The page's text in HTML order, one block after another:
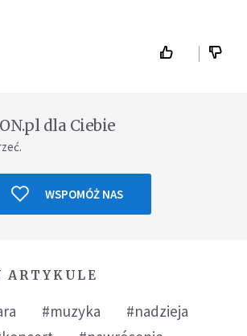
dla Ciebie
WSPOMÓŻ NAS
ARTYKULE
#muzyka
#nadzieja